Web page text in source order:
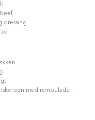
dressing
med remoulade –